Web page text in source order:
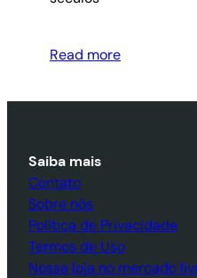
Read more
Saiba mais
Contato
Sobre nós
Política de Privacidade
Termos de Uso
Nossa loja no mercado